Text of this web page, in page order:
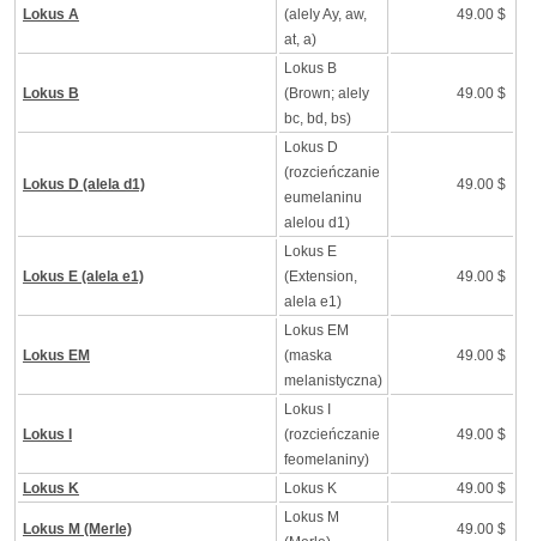
Lokus A
(alely Ay, aw,
at, a)
49.00 $
Lokus B
Lokus B
(Brown; alely
bc, bd, bs)
49.00 $
Lokus D (alela d1)
Lokus D
(rozcieńczanie
eumelaninu
alelou d1)
49.00 $
Lokus E (alela e1)
Lokus E
(Extension,
alela e1)
49.00 $
Lokus EM
Lokus EM
(maska
melanistyczna)
49.00 $
Lokus I
Lokus I
(rozcieńczanie
feomelaniny)
49.00 $
Lokus K Lokus K 49.00 $
Lokus M (Merle)
Lokus M
49.00 $